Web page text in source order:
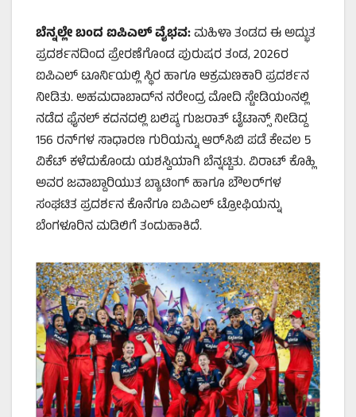
ಬೆನ್ನಲ್ಲೇ ಬಂದ ಐಪಿಎಲ್ ವೈಭವ:ಮಹಿಳಾ ತಂಡದ ಈ ಅದ್ಭುತ
ಪ್ರದರ್ಶನದಿಂದ ಪ್ರೇರಣೆಗೊಂಡ ಪುರುಷರ ತಂಡ, 2026ರ
ಐಪಿಎಲ್ ಟೂರ್ನಿಯಲ್ಲಿ ಸ್ಥಿರ ಹಾಗೂ ಆಕ್ರಮಣಕಾರಿ ಪ್ರದರ್ಶನ
ನೀಡಿತು. ಅಹಮದಾಬಾದ್‌ನ ನರೇಂದ್ರ ಮೋದಿ ಸ್ಟೇಡಿಯಂನಲ್ಲಿ
ನಡೆದ ಫೈನಲ್ ಕದನದಲ್ಲಿ ಬಲಿಷ್ಠ ಗುಜರಾತ್ ಟೈಟಾನ್ಸ್ ನೀಡಿದ್ದ
156 ರನ್‌ಗಳ ಸಾಧಾರಣ ಗುರಿಯನ್ನು ಆರ್‌ಸಿಬಿ ಪಡೆ ಕೇವಲ 5
ವಿಕೆಟ್ ಕಳೆದುಕೊಂಡು ಯಶಸ್ವಿಯಾಗಿ ಬೆನ್ನಟ್ಟಿತು. ವಿರಾಟ್ ಕೊಹ್ಲಿ
ಅವರ ಜವಾಬ್ದಾರಿಯುತ ಬ್ಯಾಟಿಂಗ್ ಹಾಗೂ ಬೌಲರ್‌ಗಳ
ಸಂಘಟಿತ ಪ್ರದರ್ಶನ ಕೊನೆಗೂ ಐಪಿಎಲ್ ಟ್ರೋಫಿಯನ್ನು
ಬೆಂಗಳೂರಿನ ಮಡಿಲಿಗೆ ತಂದುಹಾಕಿದೆ.